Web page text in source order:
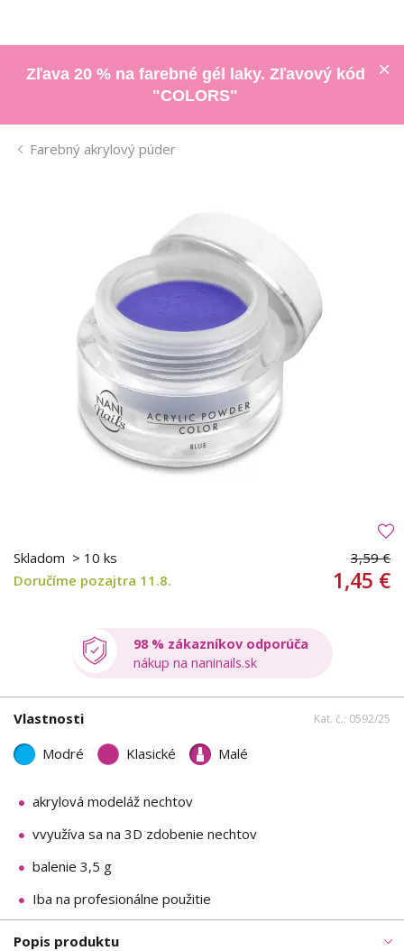
Zľava 20 % na farebné gél laky. Zľavový kód
"COLORS"
Farebný akrylový púder
Skladom > 10 ks
Doručíme pozajtra 11.8.
3,59 €
1,45 €
98 % zákazníkov odporúča
nákup na naninails.sk
Vlastnosti Kat. č.: 0592/25
Modré Klasické Malé
akrylová modeláž nechtov
vvyužíva sa na 3D zdobenie nechtov
balenie 3,5 g
Iba na profesionálne použitie
Popis produktu